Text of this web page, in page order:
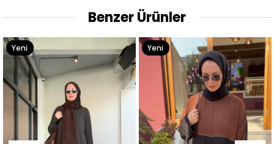
Benzer Ürünler
Yeni
Ürün
Yeni
Ürün